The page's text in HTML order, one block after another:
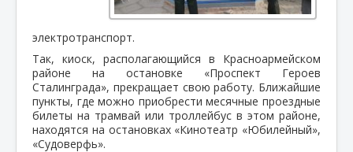
электротранспорт.
Так, киоск, располагающийся в Красноармейском
районе на остановке «Проспект Героев
Сталинграда», прекращает свою работу. Ближайшие
пункты, где можно приобрести месячные проездные
билеты на трамвай или троллейбус в этом районе,
находятся на остановках «Кинотеатр «Юбилейный»,
«Судоверфь».